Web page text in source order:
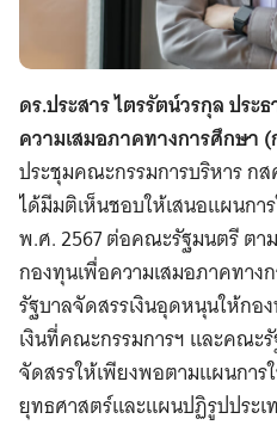
ดร.ประสาร ไตรรัตน์วรกุล ประ
ความเสมอภาคทางการศึกษา
ประชุมคณะกรรมการบริหาร ก
ได้มีมติเห็นชอบให้เสนอแผนกา
พ.ศ. 2567 ต่อคณะรัฐมนตรี ต
กองทุนเพื่อความเสมอภาคทาง
รัฐบาลจัดสรรเงินอุดหนุนให้กอ
เงินที่คณะกรรมการฯ และคณะ
จัดสรรให้เพียงพอตามแผนการ
ยุทธศาสตร์และแผนปฏิรูปประเ